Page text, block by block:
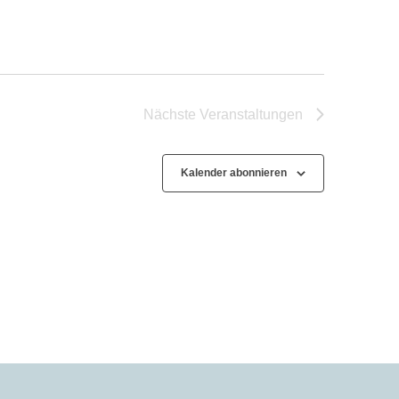
Nächste Veranstaltungen
Kalender abonnieren